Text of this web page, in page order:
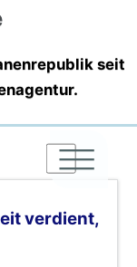
seit
|
|
|
verdient,